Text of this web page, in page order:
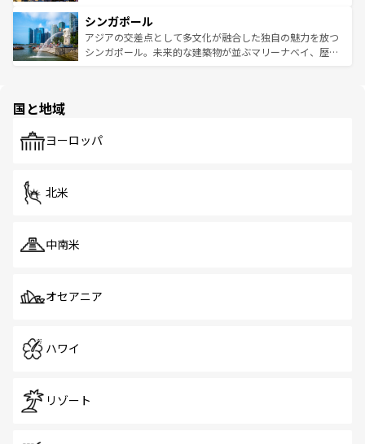
参照してほしい。
激する。気候は一年中温暖で、どの季節にも異なる楽しみ
が待っている。親しみやすいタイの人々、仏教を中心とし
た文化、そして多様な観光資源が、訪れる旅人を魅了し続
み、どこを訪れても感動するはず。観光スポットが密集し
ており、効率よく見どころを回れるのも魅力。息をのむよ
うな絶景から文化的な体験まで、香港を存分に楽しみ尽く
シンガポール
アジアの交差点として多文化が融合した独自の魅力を放つ
シンガポール。未来的な建築物が並ぶマリーナベイ、歴史
で、ホーカーズは地元の風情を楽しめる外せないスポット
国と地域
ヨーロッパ
北米
中南米
オセアニア
ハワイ
リゾート